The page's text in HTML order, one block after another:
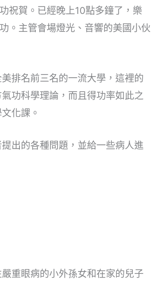
祝賀。已經晚上10點多鐘了，樂
。主管會場燈光、音響的美國小伙
排名前三名的一流大學，這裡的
功科學理論，而且得功率如此之
化課。
出的各種問題，並給一些病人進
重眼病的小外孫女和在家的兒子